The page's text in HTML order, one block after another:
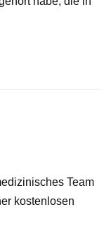
Team
kostenlosen